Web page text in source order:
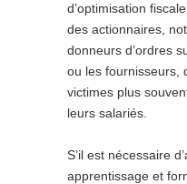
d’optimisation
des actionnaires,
donneurs d’ordres
ou les fournisseurs,
victimes plus
leurs salariés.
S’il est nécessaire
apprentissage et